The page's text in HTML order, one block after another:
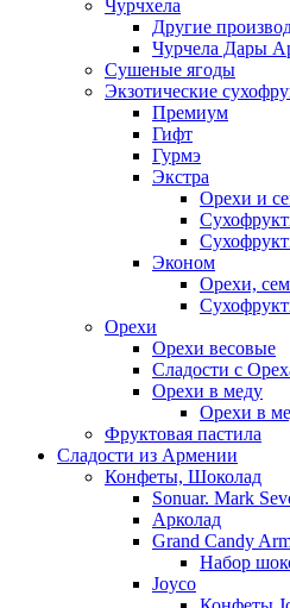
Чурчхела
Другие
Чурчела Дары
Сушеные ягоды
Экзотические
Премиум
Гифт
Гурмэ
Экстра
Орехи и
Эконом
Орехи,
Орехи
Орехи весовые
Сладости с
Орехи в меду
Орехи в
Фруктовая пастила
Сладости из Армении
Конфеты, Шоколад
Sonuar. Mark
Арколад
Grand Candy
Набор
Joyco